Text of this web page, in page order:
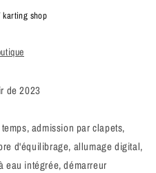
karting shop
de 2023
admission par clapets,
d'équilibrage, allumage digital,
eau intégrée, démarreur